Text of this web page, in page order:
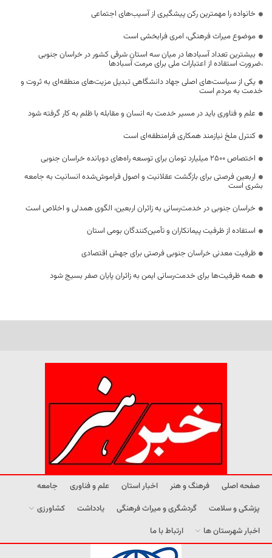
خانواده را مهمترین رکن پیشگیری از آسیب‌های اجتماعی
موضوع میراث فرهنگی، امری فرابخشی است
بیشترین تعداد آسبادها در میان سه استان شرقی کشور در خراسان جنوبی
،ضرورت استفاده از اعتبارات ملی برای مرمت آسبادها
یکی از سیاست‌های اصلی جهاد دانشگاهی تبدیل مزیت‌های منطقه‌ای به ثروت و
خدمت به مردم است
علم و فناوری باید در مسیر خدمت به انسان و مقابله با ظلم به کار گرفته شود
کنترل ملخ نیازمند همکاری فرامنطقه‌ای است
اختصاص 2500 میلیارد تومان برای توسعه راه‌های دوبانده خراسان جنوبی
اربعین فرصتی برای بازگشت عقلانیت و اصول فراموش‌شده انسانیت به جامعه
بشری است
خراسان جنوبی در خدمت‌رسانی به زائران اربعین، الگوی همدلی و اخلاص است
استفاده از ظرفیت پیمانکاران و تأمین‌کنندگان بومی استان
ظرفیت معدنی خراسان جنوبی فرصتی برای جهش اقتصادی
همه ظرفیت‌ها برای خدمت‌رسانی ایمن به زائران پایان صفر بسیج شود
صفحه اصلی فرهنگ و هنر اخبار استان علم و فناوری
جامعه
پزشکی و سلامت
گردشگری و میراث فرهنگی یادداشت
کشاورزی
اخبار شهرستان ها
ارتباط با ما